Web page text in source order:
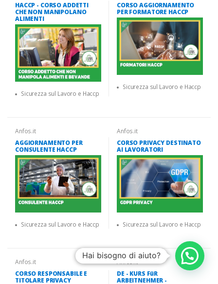
Hai bisogno di aiuto?
HACCP - CORSO ADDETTI
CHE NON MANIPOLANO
ALIMENTI
Sicurezza sul Lavoro e Haccp
CORSO AGGIORNAMENTO
PER FORMATORE HACCP
Sicurezza sul Lavoro e Haccp
Anfos.it
AGGIORNAMENTO PER
CONSULENTE HACCP
Sicurezza sul Lavoro e Haccp
Anfos.it
CORSO PRIVACY DESTINATO
AI LAVORATORI
Sicurezza sul Lavoro e Haccp
Anfos.it
CORSO RESPONSABILE E
TITOLARE PRIVACY
Anfos.it
DE - KURS FüR
ARBEITNEHMER -